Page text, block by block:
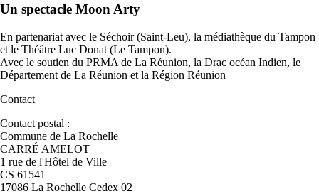
Un spectacle Moon Arty
En partenariat avec le Séchoir (Saint-Leu), la médiathèque du Tampon
et le Théâtre Luc Donat (Le Tampon).
Avec le soutien du PRMA de La Réunion, la Drac océan Indien, le
Département de La Réunion et la Région Réunion
Contact
Contact postal :
Commune de La Rochelle
CARRÉ AMELOT
1 rue de l'Hôtel de Ville
CS 61541
17086 La Rochelle Cedex 02